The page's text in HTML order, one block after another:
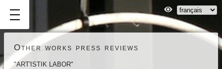
Other works press reviews
"ART'ISTIK LABOR"